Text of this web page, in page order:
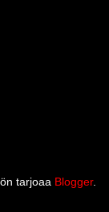
tarjoaa Blogger.